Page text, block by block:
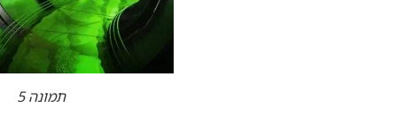
תמונה 5